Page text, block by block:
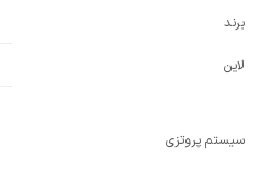
برند
لاین
سیستم پروتزی